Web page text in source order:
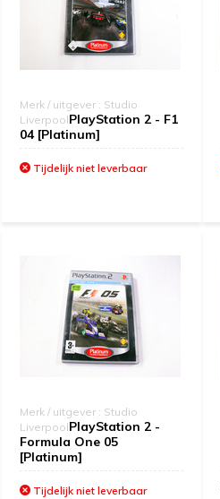
Merk / uitgever : Studio
LiverpoolPlayStation 2 - F1
04 [Platinum]
Tijdelijk niet leverbaar
Merk / uitgever : Studio
LiverpoolPlayStation 2 -
Formula One 05
[Platinum]
Tijdelijk niet leverbaar